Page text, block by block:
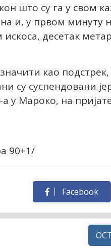
што су га у свом
и, у првом минуту
десетак
као
су суспендовани
у Мароко, на
90+1/
Facebook